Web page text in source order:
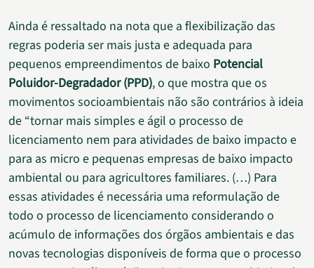
Ainda é ressaltado na nota que a flexibilização das
regras poderia ser mais justa e adequada para
pequenos empreendimentos de baixo Potencial
Poluidor-Degradador (PPD), o que mostra que os
movimentos socioambientais não são contrários à ideia
de “tornar mais simples e ágil o processo de
licenciamento nem para atividades de baixo impacto e
para as micro e pequenas empresas de baixo impacto
ambiental ou para agricultores familiares. (…) Para
essas atividades é necessária uma reformulação de
todo o processo de licenciamento considerando o
acúmulo de informações dos órgãos ambientais e das
novas tecnologias disponíveis de forma que o processo